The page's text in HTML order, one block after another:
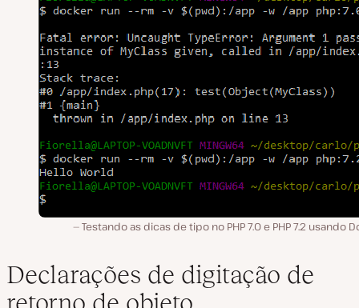
Testando as dicas de tipo no PHP 7.0 e PHP 7.2 usando
Declarações de digitação de
retorno de objeto